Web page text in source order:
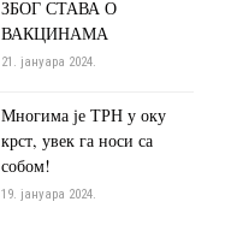
ЗБОГ СТАВА О
ВАКЦИНАМА
21. јануара 2024.
Многима је ТРН у оку
крст, увек га носи са
собом!
19. јануара 2024.